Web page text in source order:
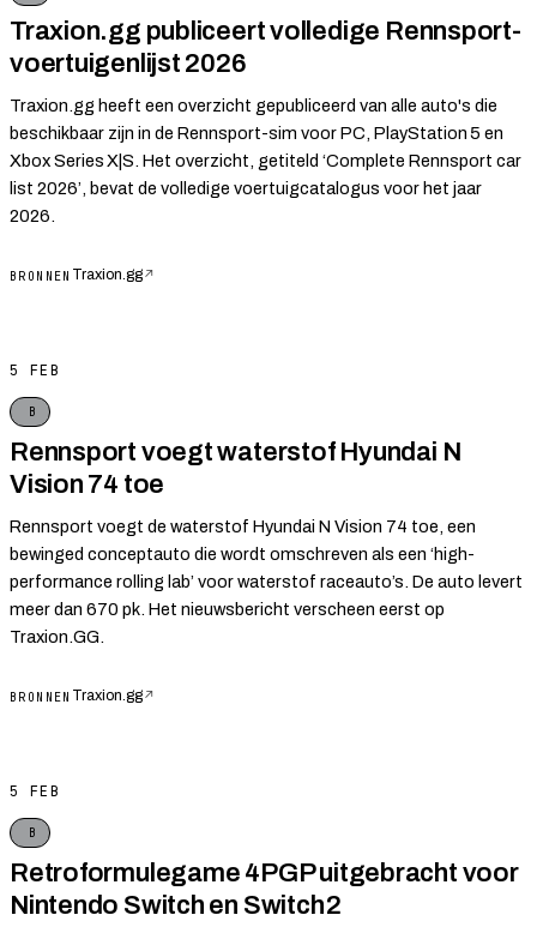
Traxion.gg publiceert volledige Rennsport-
voertuigenlijst 2026
Traxion.gg heeft een overzicht gepubliceerd van alle auto's die
beschikbaar zijn in de Rennsport-sim voor PC, PlayStation 5 en
Xbox Series X|S. Het overzicht, getiteld ‘Complete Rennsport car
list 2026’, bevat de volledige voertuigcatalogus voor het jaar
2026.
BRONNEN Traxion.gg↗
5 FEB
B
Rennsport voegt waterstof Hyundai N
Vision 74 toe
Rennsport voegt de waterstof Hyundai N Vision 74 toe, een
bewinged conceptauto die wordt omschreven als een ‘high-
performance rolling lab’ voor waterstof raceauto’s. De auto levert
meer dan 670 pk. Het nieuwsbericht verscheen eerst op
Traxion.GG.
BRONNEN Traxion.gg↗
5 FEB
B
Retroformulegame 4PGP uitgebracht voor
Nintendo Switch en Switch 2